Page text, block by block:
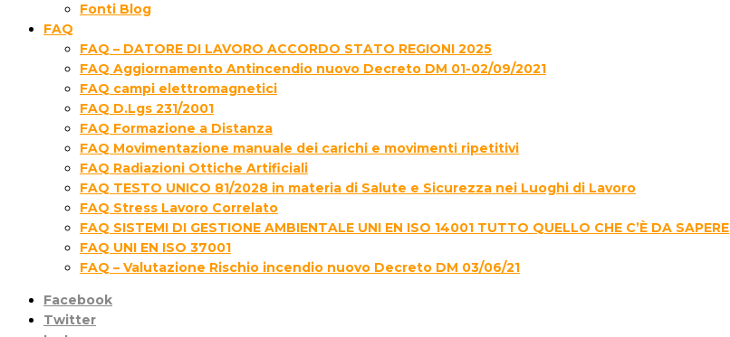
Fonti Blog
FAQ
FAQ – DATORE DI LAVORO ACCORDO STATO REGIONI 2025
FAQ Aggiornamento Antincendio nuovo Decreto DM 01-02/09/2021
FAQ campi elettromagnetici
FAQ D.Lgs 231/2001
FAQ Formazione a Distanza
FAQ Movimentazione manuale dei carichi e movimenti ripetitivi
FAQ Radiazioni Ottiche Artificiali
FAQ TESTO UNICO 81/2028 in materia di Salute e Sicurezza nei Luoghi di Lavoro
FAQ Stress Lavoro Correlato
FAQ SISTEMI DI GESTIONE AMBIENTALE UNI EN ISO 14001 TUTTO QUELLO CHE C’È DA SAPERE
FAQ UNI EN ISO 37001
FAQ – Valutazione Rischio incendio nuovo Decreto DM 03/06/21
Facebook
Twitter